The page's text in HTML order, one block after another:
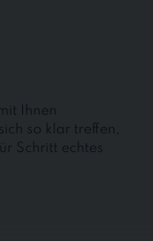
Ihnen
so klar treffen,
Schritt echtes